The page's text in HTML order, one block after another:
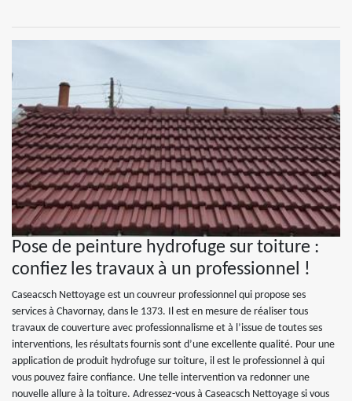
Pose de peinture hydrofuge sur toiture :
confiez les travaux à un professionnel !
Caseacsch Nettoyage est un couvreur professionnel qui propose ses
services à Chavornay, dans le 1373. Il est en mesure de réaliser tous
travaux de couverture avec professionnalisme et à l’issue de toutes ses
interventions, les résultats fournis sont d’une excellente qualité. Pour une
application de produit hydrofuge sur toiture, il est le professionnel à qui
vous pouvez faire confiance. Une telle intervention va redonner une
nouvelle allure à la toiture. Adressez-vous à Caseacsch Nettoyage si vous